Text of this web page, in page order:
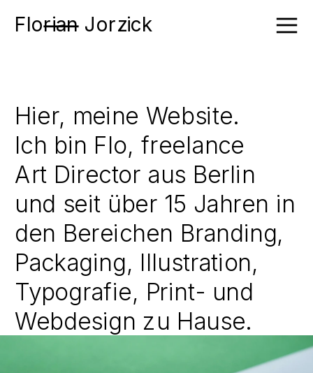
Hier, meine Website.
Ich bin Flo, freelance
Art Director aus Berlin
und seit über 15 Jahren in
den Bereichen Branding,
Packaging, Illustration,
Typografie, Print- und
Webdesign zu ­Hause.
Florian Jorzick